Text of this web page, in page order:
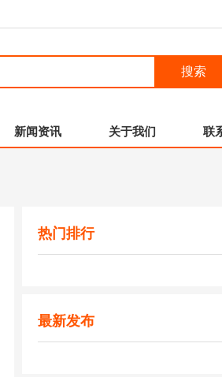
搜索
新闻资讯 关于我们 联
热门排行
最新发布